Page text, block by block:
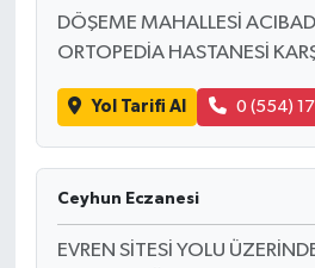
DÖŞEME MAHALLESİ
ORTOPEDİA HASTANESİ
Yol Tarifi Al 0 (554)
Ceyhun Eczanesi
EVREN SİTESİ YOLU
Bilim
Genel
Bilim, Teknoloji